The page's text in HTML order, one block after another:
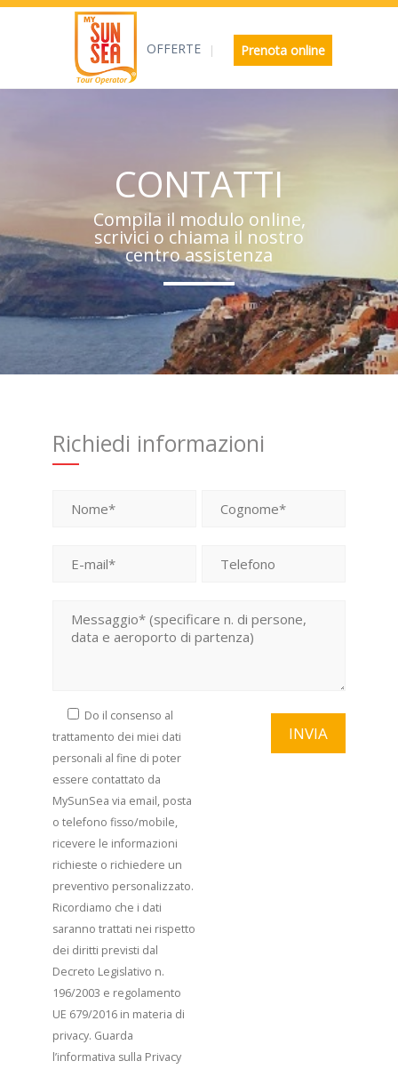
OFFERTE Prenota online
CONTATTI
Compila il modulo online,
scrivici o chiama il nostro
centro assistenza
Richiedi informazioni
Si prega di lasciare vuoto questo campo.
Do il consenso al
trattamento dei miei dati
personali al fine di poter
essere contattato da
MySunSea via email, posta
o telefono fisso/mobile,
ricevere le informazioni
richieste o richiedere un
preventivo personalizzato.
Ricordiamo che i dati
saranno trattati nei rispetto
dei diritti previsti dal
Decreto Legislativo n.
196/2003 e regolamento
UE 679/2016 in materia di
privacy. Guarda
l’informativa sulla Privacy